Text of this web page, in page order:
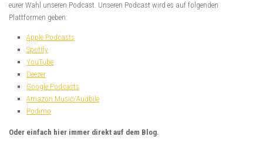
eurer Wahl unseren Podcast. Unseren Podcast wird es auf folgenden
Plattformen geben:
Apple Podcasts
Spotify
YouTube
Deezer
Google Podcasts
Amazon Music/Audbile
Podimo
Oder einfach hier immer direkt auf dem Blog.